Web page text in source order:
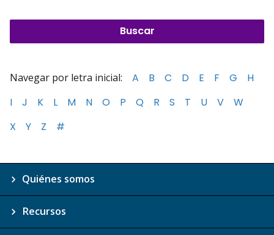
Navegar por letra inicial: A B C D E F G
H
I
J K L M N O P Q R S T U V
W
X
Y Z #
Quiénes somos
Recursos